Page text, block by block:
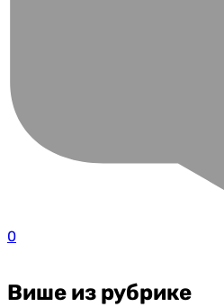
0
Више из рубрике